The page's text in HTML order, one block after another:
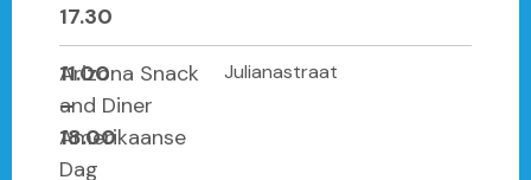
17.30
11.00
–
18.00
Arizona Snack
and Diner
Amerikaanse
Dag
Julianastraat